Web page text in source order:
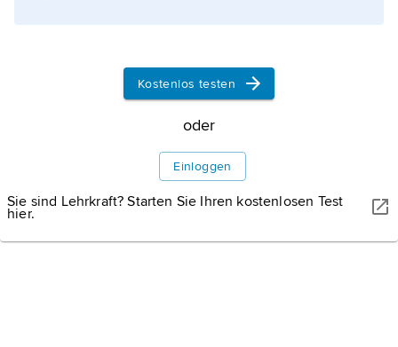
Kostenlos testen
oder
Einloggen
Sie sind Lehrkraft? Starten Sie Ihren kostenlosen Test
hier.